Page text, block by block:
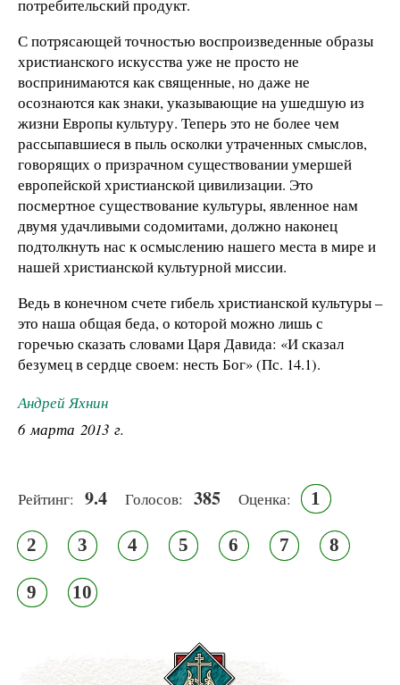
потребительский продукт.
С потрясающей точностью воспроизведенные образы
христианского искусства уже не просто не
воспринимаются как священные, но даже не
осознаются как знаки, указывающие на ушедшую из
жизни Европы культуру. Теперь это не более чем
рассыпавшиеся в пыль осколки утраченных смыслов,
говорящих о призрачном существовании умершей
европейской христианской цивилизации. Это
посмертное существование культуры, явленное нам
двумя удачливыми содомитами, должно наконец
подтолкнуть нас к осмыслению нашего места в мире и
нашей христианской культурной миссии.
Ведь в конечном счете гибель христианской культуры –
это наша общая беда, о которой можно лишь с
горечью сказать словами Царя Давида: «И сказал
безумец в сердце своем: несть Бог» (Пс. 14.1).
Андрей Яхнин
6 марта 2013 г.
Рейтинг: 9.4 Голосов: 385 Оценка: 1
2 3 4 5 6 7 8
9 10